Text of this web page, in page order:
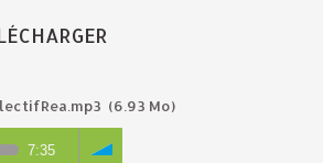
(6.93 Mo)
7:35